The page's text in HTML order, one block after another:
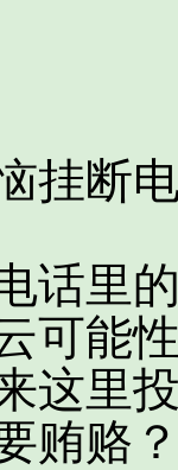
断
里的
可能
这里
贿赂